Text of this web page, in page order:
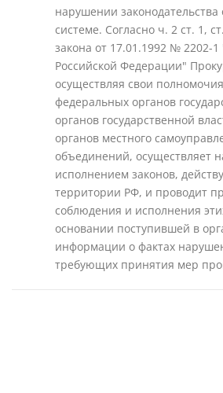
нарушении законодательства
системе. Согласно ч. 2 ст. 1,
закона от 17.01.1992 № 2202-
Российской Федерации"
осуществляя свои
федеральных органов
органов государственной
органов местного
объединений, осуществляет
исполнением законов,
территории РФ, и проводит
соблюдения и исполнения
основании поступившей в
информации о фактах
требующих принятия мер